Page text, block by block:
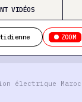
VIDÉOS
ZOOM
électrique